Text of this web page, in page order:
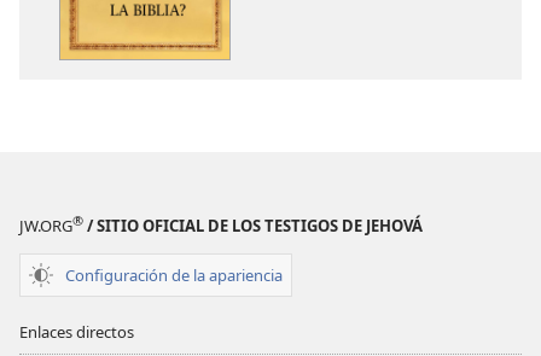
JW.ORG® / SITIO OFICIAL DE LOS TESTIGOS DE JEHOVÁ
Configuración de la apariencia
Enlaces directos